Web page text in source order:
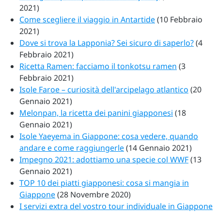
2021)
Come scegliere il viaggio in Antartide(10 Febbraio
2021)
Dove si trova la Lapponia? Sei sicuro di saperlo?(4
Febbraio 2021)
Ricetta Ramen: facciamo il tonkotsu ramen (3
Febbraio 2021)
Isole Faroe – curiosità dell'arcipelago atlantico (20
Gennaio 2021)
Melonpan, la ricetta dei panini giapponesi (18
Gennaio 2021)
Isole Yaeyema in Giappone: cosa vedere, quando
andare e come raggiungerle(14 Gennaio 2021)
Impegno 2021: adottiamo una specie col WWF(13
Gennaio 2021)
TOP 10 dei piatti giapponesi: cosa si mangia in
Giappone(28 Novembre 2020)
I servizi extra del vostro tour individuale in Giappone